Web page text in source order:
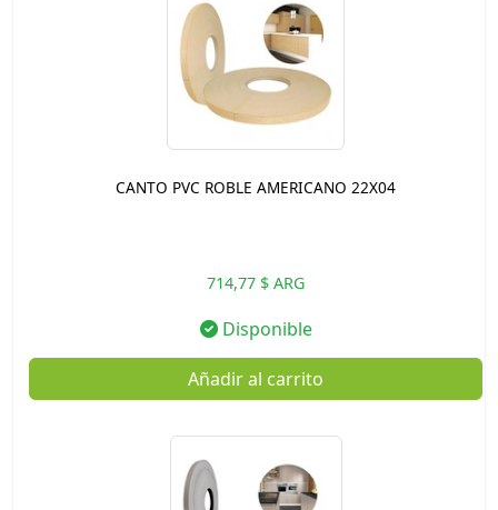
CANTO PVC ROBLE AMERICANO 22X04
714,77 $ ARG
Disponible
Añadir al carrito